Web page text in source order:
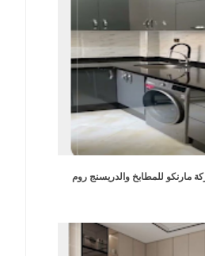
للمطابخ والدريسنج روم